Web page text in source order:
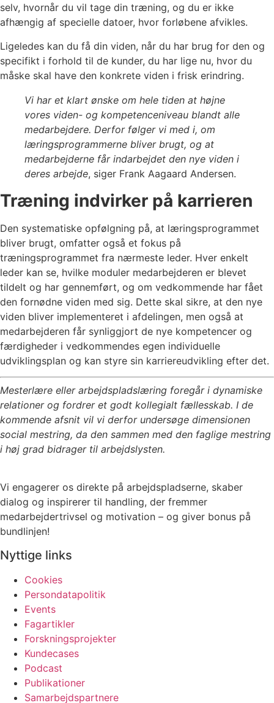
selv, hvornår du vil tage din træning, og du er ikke
afhængig af specielle datoer, hvor forløbene afvikles.
Ligeledes kan du få din viden, når du har brug for den og
specifikt i forhold til de kunder, du har lige nu, hvor du
måske skal have den konkrete viden i frisk erindring.
Vi har et klart ønske om hele tiden at højne
vores viden- og kompetenceniveau blandt alle
medarbejdere. Derfor følger vi med i, om
læringsprogrammerne bliver brugt, og at
medarbejderne får indarbejdet den nye viden i
deres arbejde, siger Frank Aagaard Andersen.
Træning indvirker på karrieren
Den systematiske opfølgning på, at læringsprogrammet
bliver brugt, omfatter også et fokus på
træningsprogrammet fra nærmeste leder. Hver enkelt
leder kan se, hvilke moduler medarbejderen er blevet
tildelt og har gennemført, og om vedkommende har fået
den fornødne viden med sig. Dette skal sikre, at den nye
viden bliver implementeret i afdelingen, men også at
medarbejderen får synliggjort de nye kompetencer og
færdigheder i vedkommendes egen individuelle
udviklingsplan og kan styre sin karriereudvikling efter det.
Mesterlære eller arbejdspladslæring foregår i dynamiske
relationer og fordrer et godt kollegialt fællesskab. I de
kommende afsnit vil vi derfor undersøge dimensionen
social mestring, da den sammen med den faglige mestring
i høj grad bidrager til arbejdslysten.
Vi engagerer os direkte på arbejdspladserne, skaber
dialog og inspirerer til handling, der fremmer
medarbejdertrivsel og motivation – og giver bonus på
bundlinjen!
Nyttige links
Cookies
Persondatapolitik
Events
Fagartikler
Forskningsprojekter
Kundecases
Podcast
Publikationer
Samarbejdspartnere